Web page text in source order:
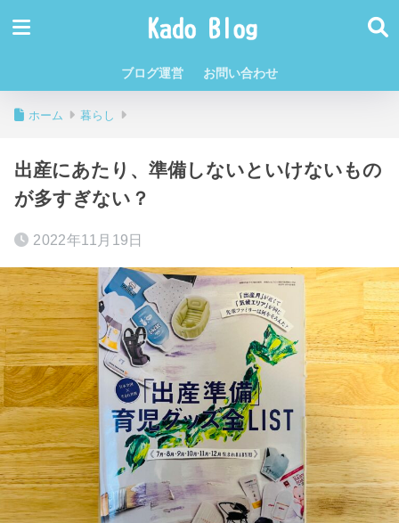
ブログ運営 お問い合わせ
ホーム 暮らし
出産にあたり、準備しないといけないもの
が多すぎない？
2022年11月19日